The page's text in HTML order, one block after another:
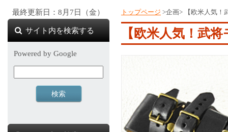
トップページ >企画> 【欧米人気
【欧米人気！武
最終更新日：8月7日（金）
サイト内を検索する
Powered by Google